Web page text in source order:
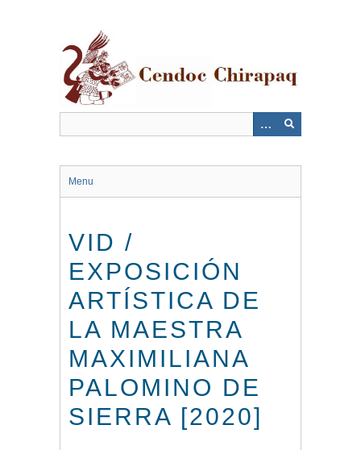
Menu
VID /
EXPOSICIÓN
ARTÍSTICA DE
LA MAESTRA
MAXIMILIANA
PALOMINO DE
SIERRA [2020]